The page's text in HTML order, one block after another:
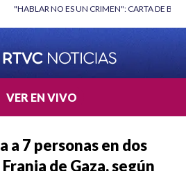
CARTA DE BETO CORAL |
VER EN VIVO
a 7 personas en dos
de Gaza, según